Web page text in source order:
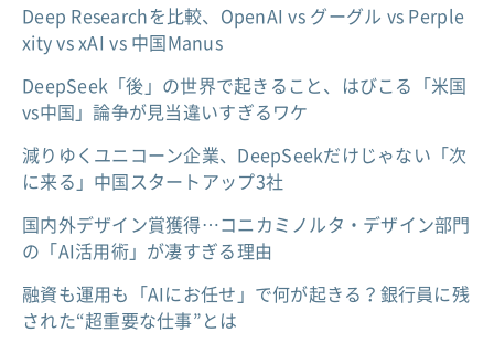
Deep Researchを比較、OpenAI vs グーグル vs Perple
xity vs xAI vs 中国Manus
DeepSeek「後」の世界で起きること、はびこる「米国
vs中国」論争が見当違いすぎるワケ
減りゆくユニコーン企業、DeepSeekだけじゃない「次
に来る」中国スタートアップ3社
国内外デザイン賞獲得…コニカミノルタ・デザイン部門
の「AI活用術」が凄すぎる理由
融資も運用も「AIにお任せ」で何が起きる？銀行員に残
された“超重要な仕事”とは